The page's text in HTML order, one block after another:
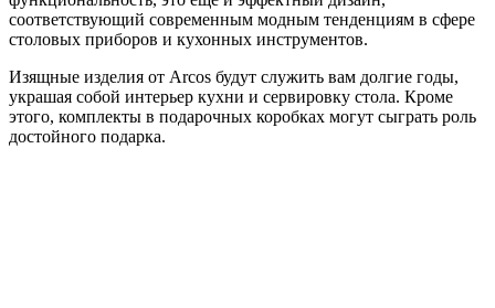
соответствующий современным модным тенденциям в сфере
столовых приборов и кухонных инструментов.
Изящные изделия от Arcos будут служить вам долгие годы,
украшая собой интерьер кухни и сервировку стола. Кроме
этого, комплекты в подарочных коробках могут сыграть роль
достойного подарка.